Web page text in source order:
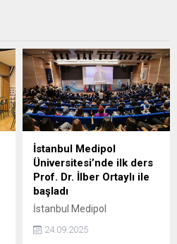
İstanbul Medipol
Üniversitesi’nde ilk ders
Prof. Dr. İlber Ortaylı ile
başladı
İstanbul Medipol
Üniversitesi’nde 2025-2026
akademik yılı başladı. Hukuk
24.09.2025